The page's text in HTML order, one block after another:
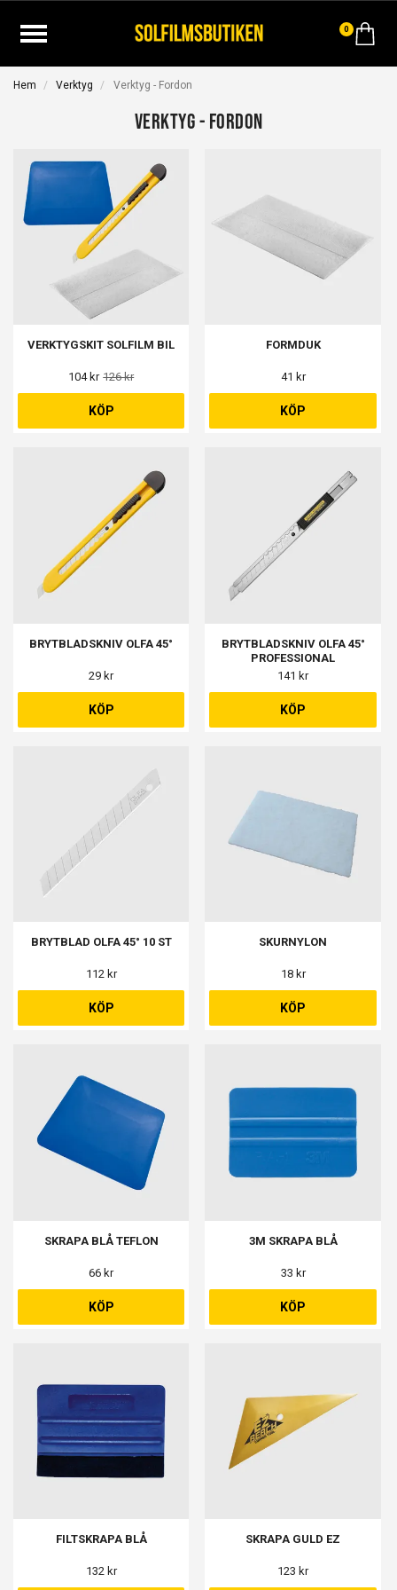
0
Hem Verktyg Verktyg - Fordon
Verktyg - Fordon
VERKTYGSKIT SOLFILM BIL
104 kr 126 kr
KÖP
FORMDUK
41 kr
KÖP
BRYTBLADSKNIV OLFA 45°
29 kr
KÖP
BRYTBLADSKNIV OLFA 45°
PROFESSIONAL
141 kr
KÖP
BRYTBLAD OLFA 45° 10 ST
112 kr
KÖP
SKURNYLON
18 kr
KÖP
SKRAPA BLÅ TEFLON
66 kr
KÖP
3M SKRAPA BLÅ
33 kr
KÖP
FILTSKRAPA BLÅ
132 kr
SKRAPA GULD EZ
123 kr